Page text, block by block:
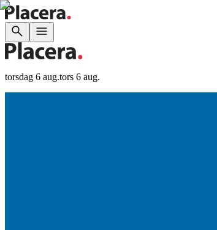
torsdag 6 aug.tors 6 aug.